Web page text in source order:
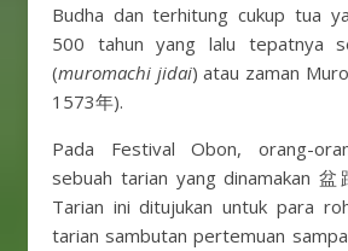
Budha dan terhitung cukup tua
500 tahun yang lalu tepatnya
(muromachi jidai) atau zaman
1573年).
Pada Festival Obon, orang-
sebuah tarian yang dinamakan
Tarian ini ditujukan untuk para
tarian sambutan pertemuan